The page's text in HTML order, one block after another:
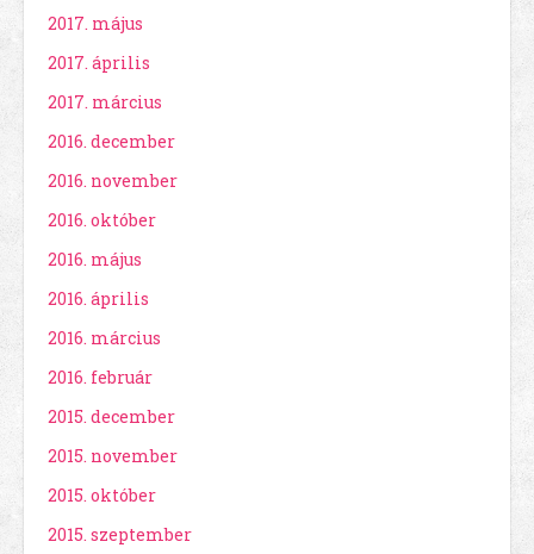
2017. május
2017. április
2017. március
2016. december
2016. november
2016. október
2016. május
2016. április
2016. március
2016. február
2015. december
2015. november
2015. október
2015. szeptember